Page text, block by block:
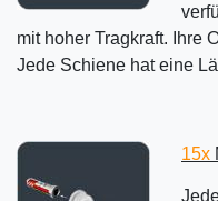
mit hoher Tragkraft. Ihre
Jede Schiene hat eine
15x